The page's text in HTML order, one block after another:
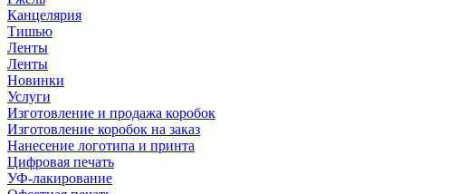
Канцелярия
Тишью
Ленты
Ленты
Новинки
Услуги
Изготовление и продажа коробок
Изготовление коробок на заказ
Нанесение логотипа и принта
Цифровая печать
УФ-лакирование